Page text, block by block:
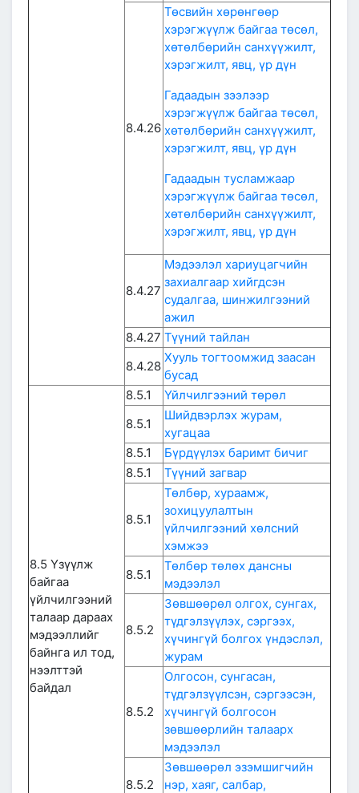
8.4.26
Төсвийн хөрөнгөөр
хэрэгжүүлж байгаа төсөл,
хөтөлбөрийн санхүүжилт,
хэрэгжилт, явц, үр дүн
Гадаадын зээлээр
хэрэгжүүлж байгаа төсөл,
хөтөлбөрийн санхүүжилт,
хэрэгжилт, явц, үр дүн
Гадаадын тусламжаар
хэрэгжүүлж байгаа төсөл,
хөтөлбөрийн санхүүжилт,
хэрэгжилт, явц, үр дүн
8.4.27
Мэдээлэл хариуцагчийн
захиалгаар хийгдсэн
судалгаа, шинжилгээний
ажил
8.4.27 Түүний тайлан
8.4.28
Хууль тогтоомжид заасан
бусад
8.5 Үзүүлж
байгаа
үйлчилгээний
талаар дараах
мэдээллийг
байнга ил тод,
нээлттэй
байдал
8.5.1
Үйлчилгээний төрөл
8.5.1
Шийдвэрлэх журам,
хугацаа
8.5.1
Бүрдүүлэх баримт бичиг
8.5.1
Түүний загвар
8.5.1
Төлбөр, хураамж,
зохицуулалтын
үйлчилгээний хөлсний
хэмжээ
8.5.1
Төлбөр төлөх дансны
мэдээлэл
8.5.2
Зөвшөөрөл олгох, сунгах,
түдгэлзүүлэх, сэргээх,
хүчингүй болгох үндэслэл,
журам
8.5.2
Олгосон, сунгасан,
түдгэлзүүлсэн, сэргээсэн,
хүчингүй болгосон
зөвшөөрлийн талаарх
мэдээлэл
8.5.2
Зөвшөөрөл эзэмшигчийн
нэр, хаяг, салбар,